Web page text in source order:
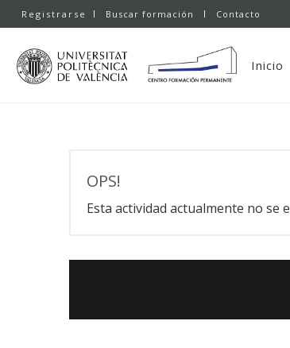
Registrarse Buscar formación Contacto
Inicio
OPS!
Esta actividad actualmente no